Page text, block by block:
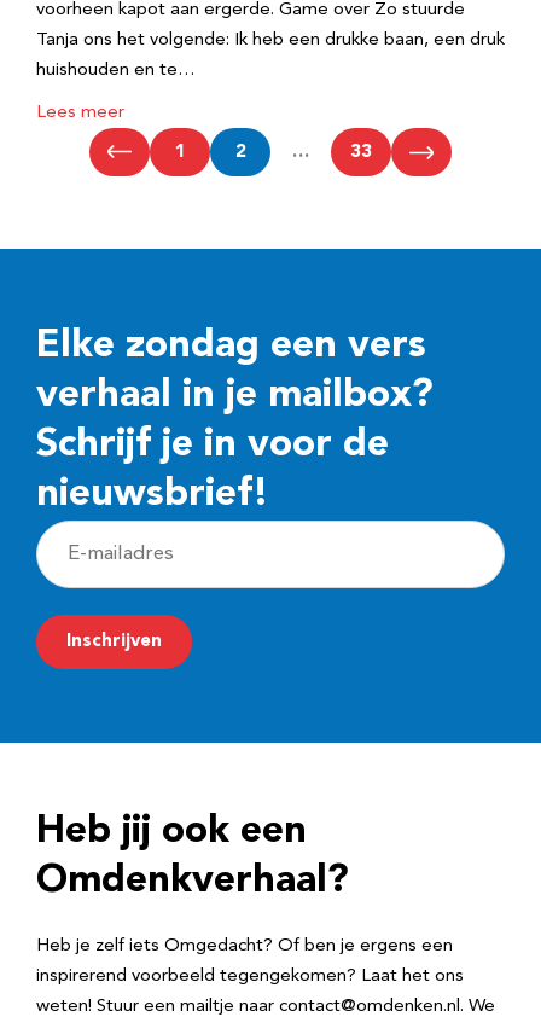
voorheen kapot aan ergerde. Game over Zo stuurde
Tanja ons het volgende: Ik heb een drukke baan, een druk
huishouden en te…
Lees meer
1 2 … 33
Elke zondag een vers
verhaal in je mailbox?
Schrijf je in voor de
nieuwsbrief!
E
-
m
a
r
e
Inschrijven
Heb jij ook een
Omdenkverhaal?
Heb je zelf iets Omgedacht? Of ben je ergens een
inspirerend voorbeeld tegengekomen? Laat het ons
weten! Stuur een mailtje naar contact@omdenken.nl. We